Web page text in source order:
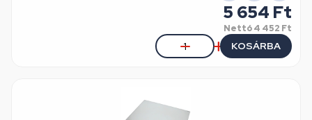
5 654 Ft
Nettó4 452 Ft
KOSÁRBA